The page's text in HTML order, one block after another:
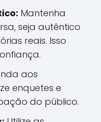
Mantenha
seja autêntico
reais. Isso
aos
enquetes e
do público.